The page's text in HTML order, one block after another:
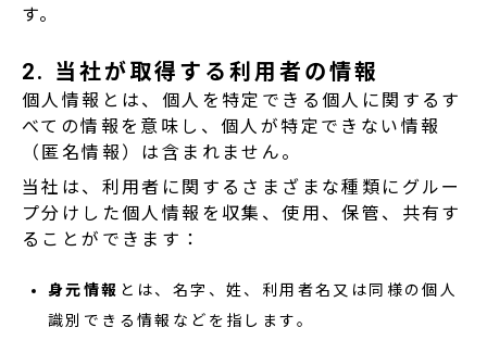
す。
2. 当社が取得する利用者の情報
個人情報とは、個人を特定できる個人に関するす
べての情報を意味し、個人が特定できない情報
（匿名情報）は含まれません。
当社は、利用者に関するさまざまな種類にグルー
プ分けした個人情報を収集、使用、保管、共有す
ることができます：
身元情報 とは、名字、姓、利用者名又は同様の個人
識別できる情報などを指します。